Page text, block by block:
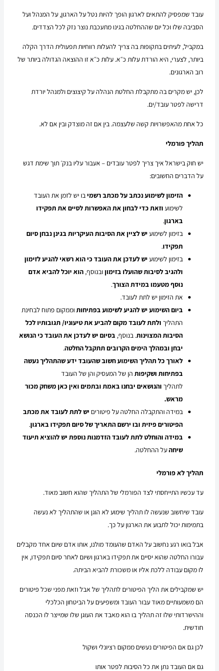
עובד שמפסיק להתאים לארגון הופך להיות נטל על הארגון, על המנהל ועל
הסביבה שלו וכל יום שההחלטה בגינו מתעכבת נוצר נזק לכל הצדדים.
במקביל, לעיתים בתקופות בה צריך להעלות רווחיות תפעולית הדרך הקלה
ביותר, לצערי, היא הורדת עלות כ״א. עלות כ״א זו ההוצאה הגדולה ביותר של
רוב הארגונים.
לכן, יש מקרים בה מתקבלת החלטת הנהלה על קיצוצים ולמנהל יורדת
דרישה לפטר עובד/ים.
כל אחת מהאפשרויות קשה שלעצמה. בין אם זה מוצדק ובין אם לא.
תהליך פורמלי
יש חוק בישראל איך צריך לפטר עובדים – אעבור עליו בנק׳ תוך שימת דגש
על הדברים החשובים:
הזימון לשימוע נכתב על מכתב רשמיבו יש לזמן את העובד
לשימוע וזאת כדי לבחון את האפשרות לסיים את תפקידו
בארגון.
בזימון לשימוע יש לציין את הסיבות העיקריות בגינן נבחן סיום
תפקידו.
בזימון לשימוע יש לעדכן את העובד כי הוא רשאי להגיע לזימון
ולהגיב לסיבות שהועלו בזימוןובנוסף, הוא יוכל להביא אדם
נוסף מטעמו במידת הצורך.
את הזימון יש לתת לעובד.
ביום השימוע יש להגיע לשימוע בפתיחותוממקום פתוח לבחינת
התהליך ולתת לעובד מקום להביע את טיעוניו/ תגובותיו לכל
הסיבות המצוינות. בנוסף, בסיום יש לעדכן את העובד כי הנושא
יבחן ובמהלך הימים הקרובים תתקבל החלטה.
לאורך כל תהליך השימוע חשוב שהעובד ידע שהתהליך נעשה
בפתיחות ושקיפותהן של המעסיק והן של העובד
לתהליך והנושאים יבחנו באמת ובתמים ואין כאן משחק מכור
מראש.
במידה והתקבלה החלטה על פיטורים יש לתת לעובד את מכתב
הפיטורים פיזית ובו ירשם התאריך של סיום תפקידו בארגון.
במידה והוחלט לתת לעובד הזדמנות נוספת יש להוציא תיעוד
שיחהעל ההחלטה.
תהליך לא פורמלי
עד עכשיו התייחסתי לצד הפורמלי של התהליך שהוא חשוב מאוד.
עובד שיחשוב שנעשה לו תהליך שימוע לא הוגן או שהתהליך לא נעשה
בתמימות יכול לתבוע את הארגון על כך.
אבל בואו רגע נחשוב על האדם שהעומד מולנו, אותו אדם שיום אחד מקבלים
עבורו החלטה שהוא יסיים את תפקידו בארגון ושיום לאחר סיום תפקידו, אין
לו מקום עבודה ללכת אליו או משכורת להביא הביתה.
יש שמקבילים את הליך הפיטורים לתהליך של אבל וזאת מפני שכל פיטורים
הם משמעותיים מאוד עבור העובד ומשפיעים על הביטחון הכלכלי
וההישרדותי שלו זה תהליך בו הוא מאבד את העוגן שלו שמייצר לו הכנסה
חודשית.
לכן גם אם הפיטורים נעשים ממקום רציונלי ושקול
גם אם העובד נתן את כל הסיבות לפטר אותו